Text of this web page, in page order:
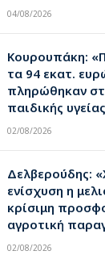
04/08/2026
Κουρουπάκη:
τα 94 εκατ.
πληρώθηκαν
παιδικής
02/08/2026
Δελβερούδης:
ενίσχυση η
κρίσιμη
αγροτική
02/08/2026